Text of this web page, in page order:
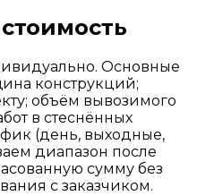
Основные
конструкций;
объём вывозимого
в стеснённых
(день, выходные,
диапазон после
сумму без
с заказчиком.